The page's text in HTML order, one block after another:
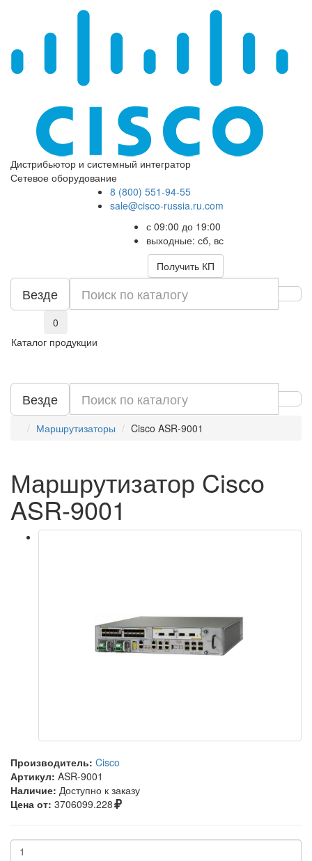
Дистрибьютор и системный интегратор
Сетевое оборудование
8 (800) 551-94-55
sale@cisco-russia.ru.com
с 09:00 до 19:00
выходные: сб, вс
Получить КП
Везде
0
Каталог продукции
Везде
Маршрутизаторы Cisco ASR-9001
Маршрутизатор Cisco
ASR-9001
Производитель: Cisco
Артикул: ASR-9001
Наличие: Доступно к заказу
Цена от: 3706099.228